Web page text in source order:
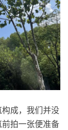
成，我们并没
拍一张便准备